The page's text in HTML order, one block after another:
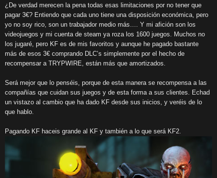
¿De verdad merecen la pena todas esas limitaciones por no tener que
pagar 3€? Entiendo que cada uno tiene una disposición económica, pero
yo no soy rico, son un trabajador medio más…. Y mi afición son los
videojuegos y mi cuenta de steam ya roza los 1600 juegos. Muchos no
los jugaré, pero KF es de mis favoritos y aunque he pagado bastante
más de esos 3€ comprando DLC’s simplemente por el hecho de
recompensar a TRYPWIRE, están más que amortizados.
Será mejor que lo penséis, porque de esta manera se recompensa a las
compañías que cuidan sus juegos y de esta forma a sus clientes. Echad
un vistazo al cambio que ha dado KF desde sus inicios, y veréis de lo
que hablo.
Pagando KF haceis grande al KF y también a lo que será KF2.